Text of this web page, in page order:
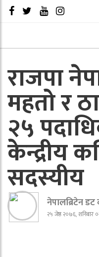
राजपा
महतो र
२५
केन्द्रीय
सदस्यीय
नेपालब्रिटेन
२५ जेष्ठ २०७६, शनिबार